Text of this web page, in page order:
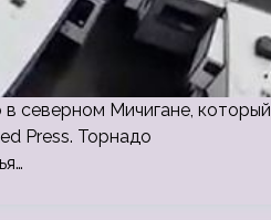
северном Мичигане, который
Press. Торнадо